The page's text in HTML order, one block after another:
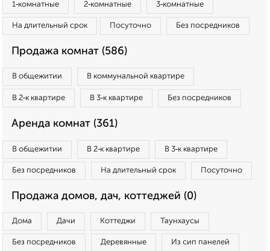
1‑комнатные 2‑комнатные 3‑комнатные
На длительный срок Посуточно Без посредников
Продажа комнат (586)
В общежитии В коммунальной квартире
В 2‑к квартире В 3‑к квартире Без посредников
Аренда комнат (361)
В общежитии В 2‑к квартире В 3‑к квартире
Без посредников На длительный срок Посуточно
Продажа домов, дач, коттеджей (0)
Дома Дачи Коттеджи Таунхаусы
Без посредников Деревянные Из сип панелей